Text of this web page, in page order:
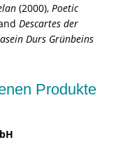
(2000), Poetic
Descartes der
Durs Grünbeins
Produkte